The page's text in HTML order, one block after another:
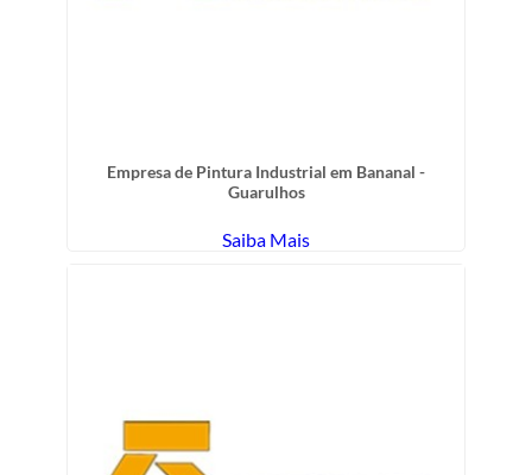
Empresa de Pintura Industrial em Bananal -
Guarulhos
Saiba Mais